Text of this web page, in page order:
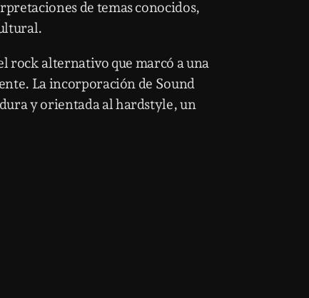
de temas conocidos,
rock alternativo que marcó a una
La incorporación de Sound
y orientada al hardstyle, un